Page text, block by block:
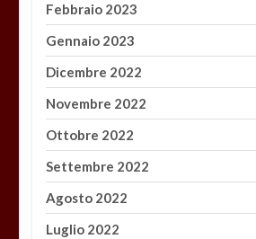
Febbraio 2023
Gennaio 2023
Dicembre 2022
Novembre 2022
Ottobre 2022
Settembre 2022
Agosto 2022
Luglio 2022